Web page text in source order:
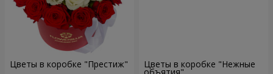
Цветы в коробке "Престиж" Цветы в коробке "Нежные